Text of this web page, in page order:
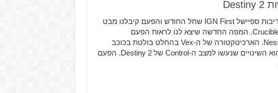
Destiny 2 מקבל צילום משחקיות חדש באדיבות ספיישל IGN First שחל החודש והפעם קיבלנו מבט
חדש על אחת מהמפות החדשות שיגיעו ל-Crucible. המפה החדשה שיצא לנו לראות הפעם
נקראת Endless Vale והיא ממוקמת ב-Nessus. הארכיטקטורה של ה-Vex בהחלט בולטת בכוכב
הלכת הזה אבל מה שיותר מעניין בסרטון הוא השינויים שנעשו למצב ה-Control של Destiny 2. הפעם